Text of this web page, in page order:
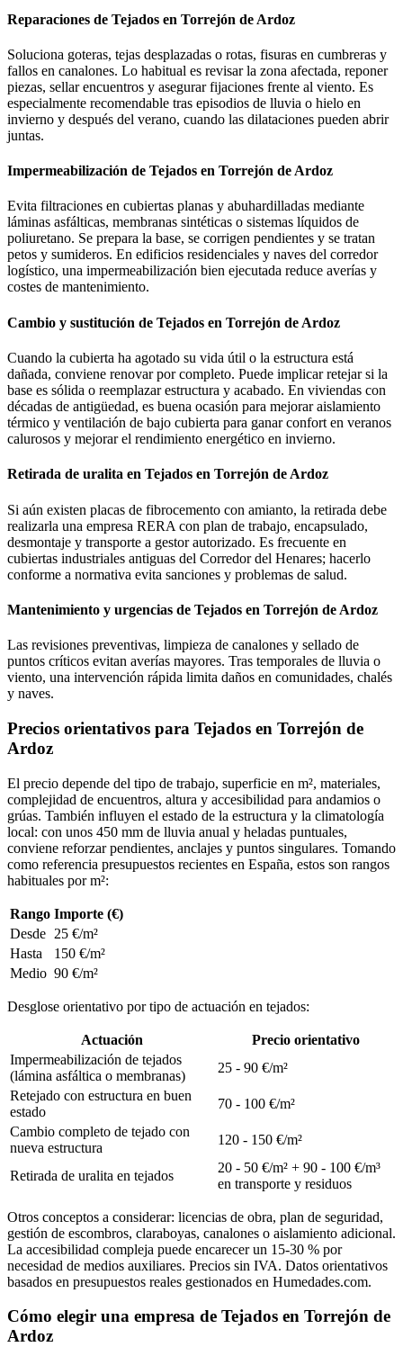
Reparaciones de Tejados en Torrejón de Ardoz
Soluciona goteras, tejas desplazadas o rotas, fisuras en cumbreras y
fallos en canalones. Lo habitual es revisar la zona afectada, reponer
piezas, sellar encuentros y asegurar fijaciones frente al viento. Es
especialmente recomendable tras episodios de lluvia o hielo en
invierno y después del verano, cuando las dilataciones pueden abrir
juntas.
Impermeabilización de Tejados en Torrejón de Ardoz
Evita filtraciones en cubiertas planas y abuhardilladas mediante
láminas asfálticas, membranas sintéticas o sistemas líquidos de
poliuretano. Se prepara la base, se corrigen pendientes y se tratan
petos y sumideros. En edificios residenciales y naves del corredor
logístico, una impermeabilización bien ejecutada reduce averías y
costes de mantenimiento.
Cambio y sustitución de Tejados en Torrejón de Ardoz
Cuando la cubierta ha agotado su vida útil o la estructura está
dañada, conviene renovar por completo. Puede implicar retejar si la
base es sólida o reemplazar estructura y acabado. En viviendas con
décadas de antigüedad, es buena ocasión para mejorar aislamiento
térmico y ventilación de bajo cubierta para ganar confort en veranos
calurosos y mejorar el rendimiento energético en invierno.
Retirada de uralita en Tejados en Torrejón de Ardoz
Si aún existen placas de fibrocemento con amianto, la retirada debe
realizarla una empresa RERA con plan de trabajo, encapsulado,
desmontaje y transporte a gestor autorizado. Es frecuente en
cubiertas industriales antiguas del Corredor del Henares; hacerlo
conforme a normativa evita sanciones y problemas de salud.
Mantenimiento y urgencias de Tejados en Torrejón de Ardoz
Las revisiones preventivas, limpieza de canalones y sellado de
puntos críticos evitan averías mayores. Tras temporales de lluvia o
viento, una intervención rápida limita daños en comunidades, chalés
y naves.
Precios orientativos para Tejados en Torrejón de
Ardoz
El precio depende del tipo de trabajo, superficie en m², materiales,
complejidad de encuentros, altura y accesibilidad para andamios o
grúas. También influyen el estado de la estructura y la climatología
local: con unos 450 mm de lluvia anual y heladas puntuales,
conviene reforzar pendientes, anclajes y puntos singulares. Tomando
como referencia presupuestos recientes en España, estos son rangos
habituales por m²:
Rango Importe (€)
Desde 25 €/m²
Hasta
150 €/m²
Medio 90 €/m²
Desglose orientativo por tipo de actuación en tejados:
Actuación
Precio orientativo
Impermeabilización de tejados
(lámina asfáltica o membranas)
25 - 90 €/m²
Retejado con estructura en buen
estado
70 - 100 €/m²
Cambio completo de tejado con
nueva estructura
120 - 150 €/m²
Retirada de uralita en tejados
20 - 50 €/m² + 90 - 100 €/m³
en transporte y residuos
Otros conceptos a considerar: licencias de obra, plan de seguridad,
gestión de escombros, claraboyas, canalones o aislamiento adicional.
La accesibilidad compleja puede encarecer un 15-30 % por
necesidad de medios auxiliares. Precios sin IVA. Datos orientativos
basados en presupuestos reales gestionados en Humedades.com.
Cómo elegir una empresa de Tejados en Torrejón de
Ardoz